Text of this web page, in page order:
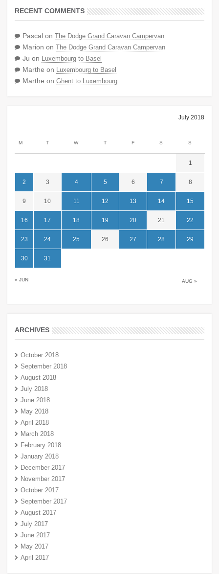
RECENT COMMENTS
Pascal on The Dodge Grand Caravan Campervan
Marion on The Dodge Grand Caravan Campervan
Ju on Luxembourg to Basel
Marthe on Luxembourg to Basel
Marthe on Ghent to Luxembourg
July 2018
M T W T F S S
« JUN AUG »
1
2 3 4 5 6 7 8
9 10 11 12 13 14 15
16 17 18 19 20 21 22
23 24 25 26 27 28 29
30 31
ARCHIVES
October 2018
September 2018
August 2018
July 2018
June 2018
May 2018
April 2018
March 2018
February 2018
January 2018
December 2017
November 2017
October 2017
September 2017
August 2017
July 2017
June 2017
May 2017
April 2017